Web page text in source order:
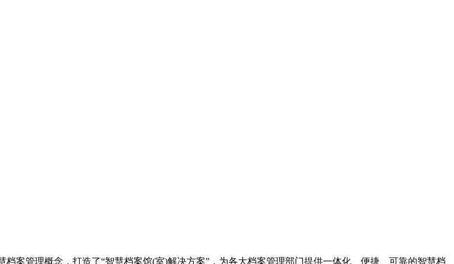
案管理概念，打造了“智慧档案馆(室)解决方案”，为各大档案管理部门提供一体化、便捷、可靠的智慧档